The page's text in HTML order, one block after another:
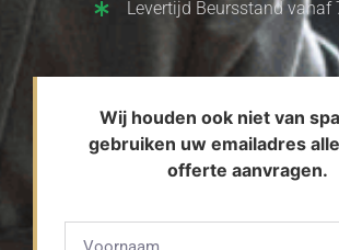
Levertijd Beursstand vanaf
Wij houden ook niet van
gebruiken uw emailadres
offerte aanvragen.